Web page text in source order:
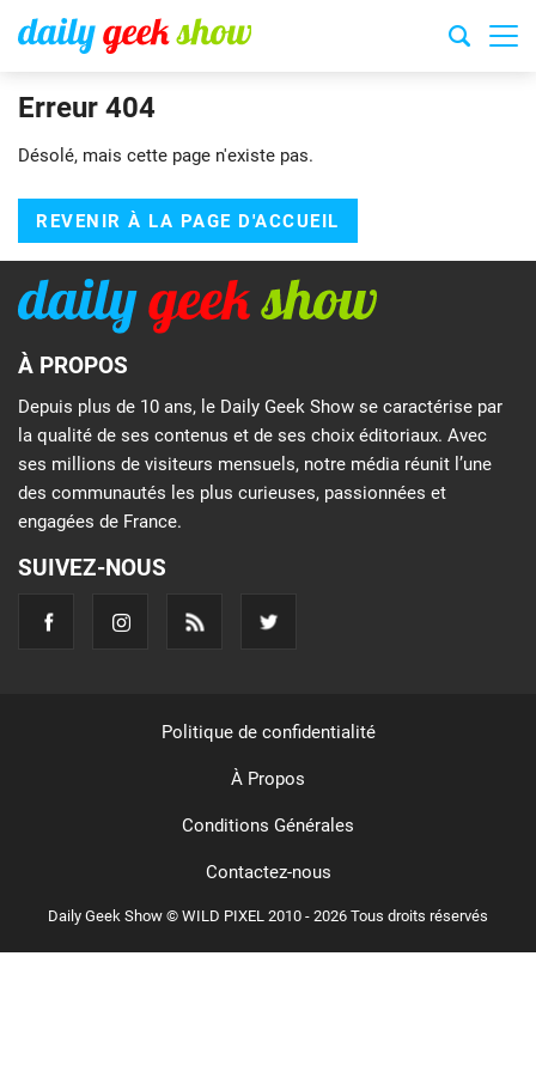
Erreur 404
Désolé, mais cette page n'existe pas.
REVENIR À LA PAGE D'ACCUEIL
À PROPOS
Depuis plus de 10 ans, le Daily Geek Show se caractérise par
la qualité de ses contenus et de ses choix éditoriaux. Avec
ses millions de visiteurs mensuels, notre média réunit l’une
des communautés les plus curieuses, passionnées et
engagées de France.
SUIVEZ-NOUS
Daily Geek Show © WILD PIXEL 2010 - 2026 Tous droits réservés
Politique de confidentialité
À Propos
Conditions Générales
Contactez-nous